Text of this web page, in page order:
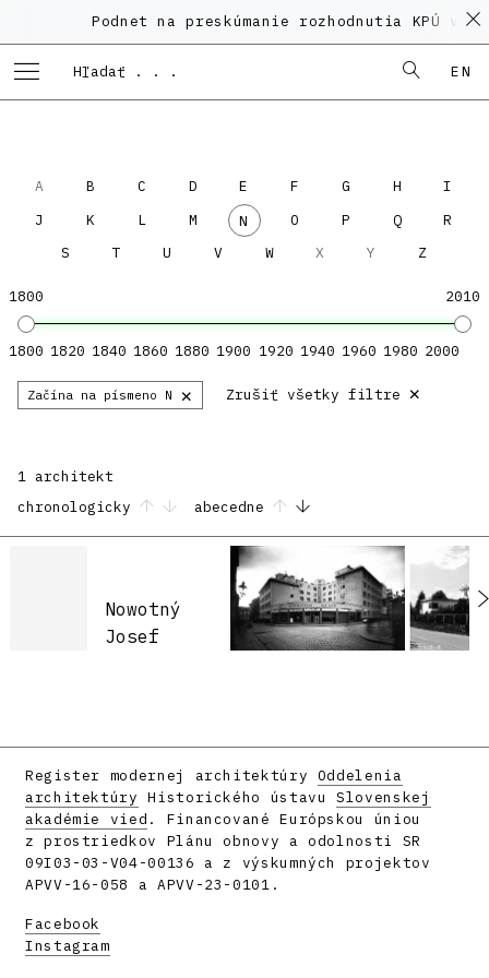
Podnet na preskúmanie rozhodnutia KPÚ vo
EN
A B C D E F G H
I
J
K L M N O P Q
R
S
T U V W X Y Z
1800 2010
1800 1820 1840 1860 1880 1900 1920 1940 1960 1980 2000
Začína na písmeno N × Zrušiť všetky filtre ×
1 architekt
chronologicky
abecedne
Nowotný
Josef
Register modernej architektúry Oddelenia
architektúry Historického ústavuSlovenskej
akadémie vied . Financované Európskou úniou
z prostriedkov Plánu obnovy a odolnosti SR
09I03-03-V04-00136 a z výskumných projektov
APVV-16-058 a APVV-23-0101.
Facebook
Instagram